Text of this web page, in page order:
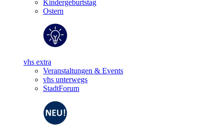
Kindergeburtstag
Ostern
vhs extra
Veranstaltungen & Events
vhs unterwegs
StadtForum